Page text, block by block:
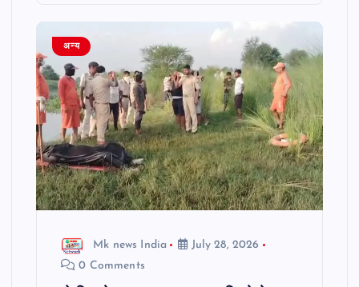
अन्य
Mk news India
July 28, 2026
0 Comments